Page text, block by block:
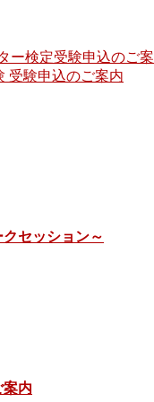
ー検定受験申込のご
受験申込のご案内
セッション～
内